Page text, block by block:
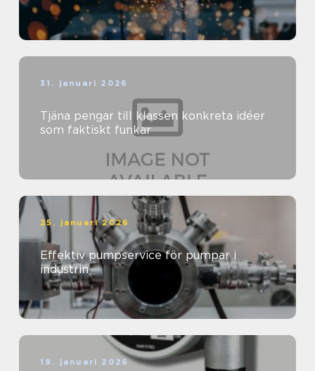
31. januari 2026
Tjäna pengar till klassen konkreta idéer
som faktiskt funkar
25. januari 2026
Effektiv pumpservice för pumpar i
industrin
19. januari 2026